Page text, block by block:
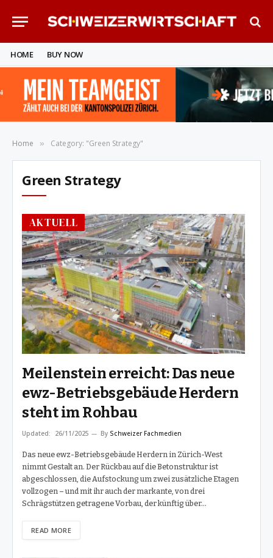
HOME BUY NOW
Home » Category: "Green Strategy"
Green Strategy
AKTUELL
Meilenstein erreicht: Das neue
ewz-Betriebsgebäude Herdern
steht im Rohbau
Updated: 26/11/2025 By Schweizer Fachmedien
Das neue ewz-Betriebsgebäude Herdern in Zürich-West
nimmt Gestalt an. Der Rückbau auf die Betonstruktur ist
abgeschlossen, die Aufstockung um zwei zusätzliche Etagen
vollzogen – und mit ihr auch der markante, von drei
Schrägstützen getragene Vorbau, der künftig über…
READ MORE